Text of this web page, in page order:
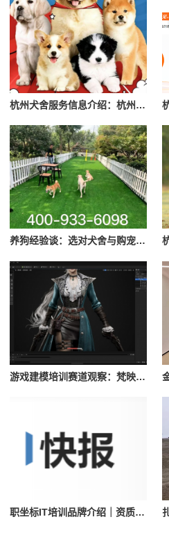
杭州犬舍服务信息介绍：杭州添旺犬舍
养狗经验谈：选对犬舍与购宠避坑要点参考
游戏建模培训赛道观察：梵映教育与完美世界教育的不同定位
职坐标IT培训品牌介绍｜资质与课程体系参考